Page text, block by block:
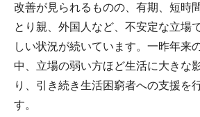
改善が見られるものの、有期、短時
とり親、外国人など、不安定な立場
しい状況が続いています。一昨年来
中、立場の弱い方ほど生活に大きな
り、引き続き生活困窮者への支援を
す。